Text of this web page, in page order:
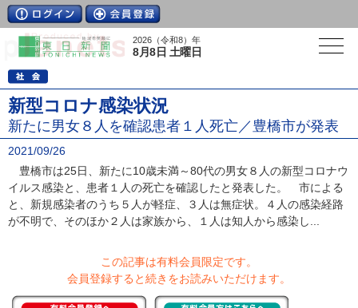
2026（令和8）年
8月8日 土曜日
新型コロナ感染状況
新たに男女８人を確認患者１人死亡／豊橋市が発表
2021/09/26
豊橋市は25日、新たに10歳未満～80代の男女８人の新型コロナウ
イルス感染と、患者１人の死亡を確認したと発表した。 市による
と、新規感染者のうち５人が軽症、３人は無症状。４人の感染経路
が不明で、そのほか２人は家族から、１人は知人から感染し...
この記事は有料会員限定です。
会員登録すると続きをお読みいただけます。